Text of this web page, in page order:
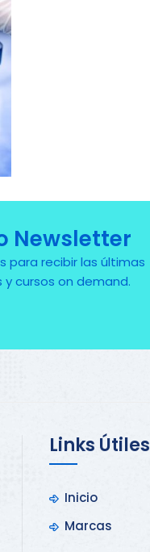
Newsletter
recibir las últimas
cursos on demand.
Links Útiles
Inicio
Marcas